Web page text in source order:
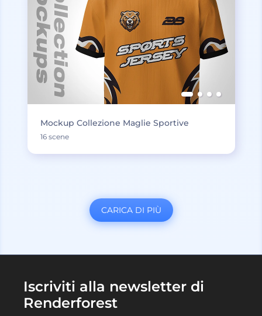
Mockup Collezione Maglie Sportive
16 scene
CARICA DI PIÙ
Iscriviti alla newsletter di
Renderforest